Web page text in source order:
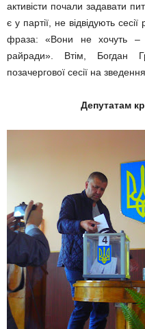
активісти почали задавати
є у партії, не відвідують
фраза: «Вони не хочуть –
райради». Втім, Богдан
позачергової сесії на
Депутатам